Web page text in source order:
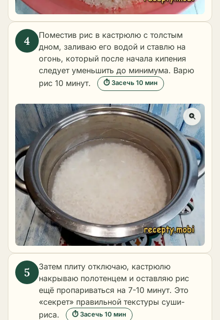
Поместив рис в кастрюлю с толстым
дном, заливаю его водой и ставлю на
огонь, который после начала кипения
следует уменьшить до минимума. Варю
рис 10 минут.
⏱ Засечь 10 мин
Затем плиту отключаю, кастрюлю
накрываю полотенцем и оставляю рис
ещё пропариваться на 7-10 минут. Это
«секрет» правильной текстуры суши-
риса.
⏱ Засечь 10 мин